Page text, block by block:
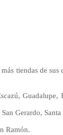
tiendas de
Gerardo,
Ramón.